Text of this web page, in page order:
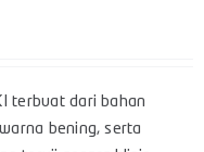
terbuat dari bahan
bening, serta